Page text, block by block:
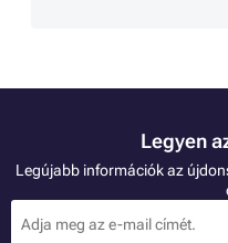
Legyen
Legújabb információk az